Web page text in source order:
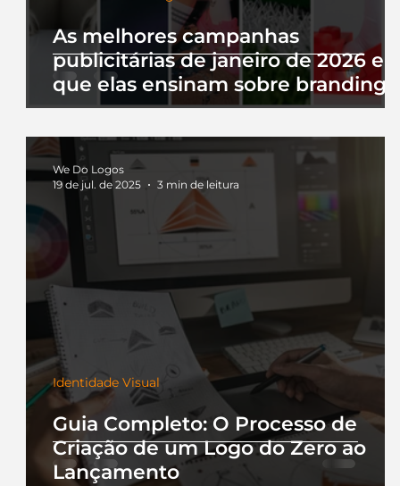
As melhores campanhas
publicitárias de janeiro de 2026 e
que elas ensinam sobre branding
Guia Completo: O Processo de
Criação de um Logo do Zero ao
Lançamento
Identidade Visual
We Do Logos
19 de jul. de 2025
3 min de leitura